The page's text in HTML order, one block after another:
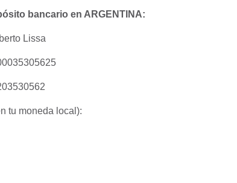
bancario en ARGENTINA:
Lissa
tu moneda local):